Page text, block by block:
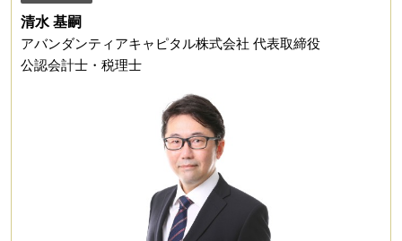
清水 基嗣
アバンダンティアキャピタル株式会社 代表取締役
公認会計士・税理士